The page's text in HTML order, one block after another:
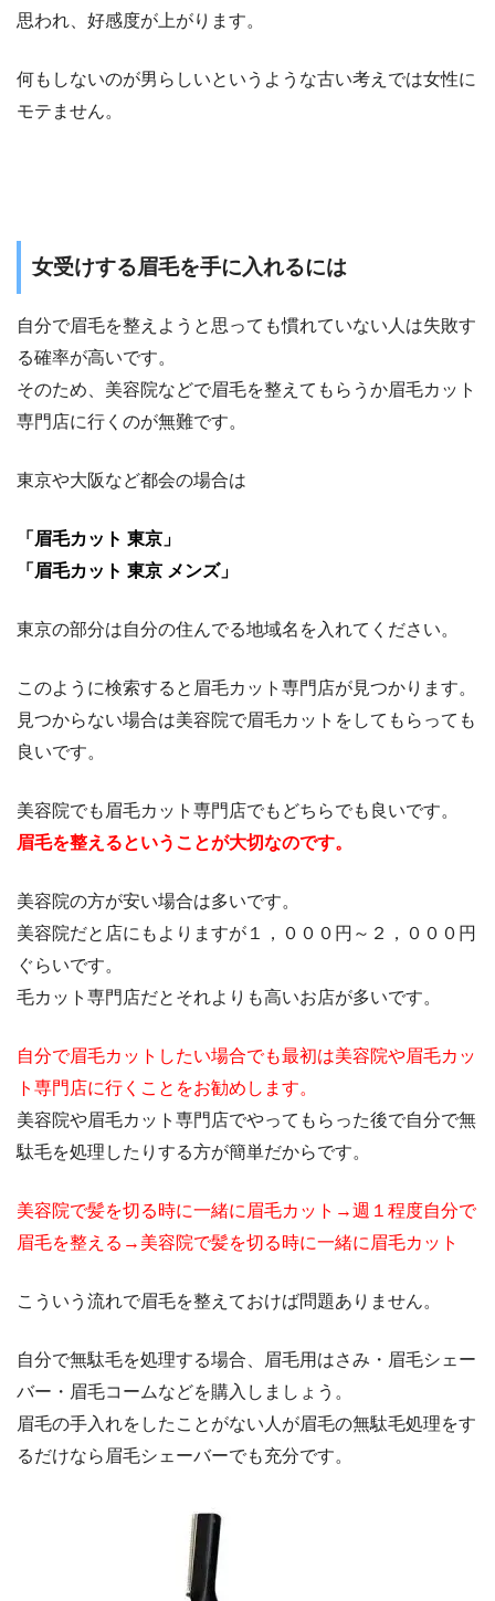
思われ、好感度が上がります。
何もしないのが男らしいというような古い考えでは女性に
モテません。
女受けする眉毛を手に入れるには
自分で眉毛を整えようと思っても慣れていない人は失敗す
る確率が高いです。
そのため、美容院などで眉毛を整えてもらうか眉毛カット
専門店に行くのが無難です。
東京や大阪など都会の場合は
「眉毛カット 東京」
「眉毛カット 東京 メンズ」
東京の部分は自分の住んでる地域名を入れてください。
このように検索すると眉毛カット専門店が見つかります。
見つからない場合は美容院で眉毛カットをしてもらっても
良いです。
美容院でも眉毛カット専門店でもどちらでも良いです。
眉毛を整えるということが大切なのです。
美容院の方が安い場合は多いです。
美容院だと店にもよりますが１，０００円～２，０００円
ぐらいです。
毛カット専門店だとそれよりも高いお店が多いです。
自分で眉毛カットしたい場合でも最初は美容院や眉毛カッ
ト専門店に行くことをお勧めします。
美容院や眉毛カット専門店でやってもらった後で自分で無
駄毛を処理したりする方が簡単だからです。
美容院で髪を切る時に一緒に眉毛カット→週１程度自分で
眉毛を整える→美容院で髪を切る時に一緒に眉毛カット
こういう流れで眉毛を整えておけば問題ありません。
自分で無駄毛を処理する場合、眉毛用はさみ・眉毛シェー
バー・眉毛コームなどを購入しましょう。
眉毛の手入れをしたことがない人が眉毛の無駄毛処理をす
るだけなら眉毛シェーバーでも充分です。